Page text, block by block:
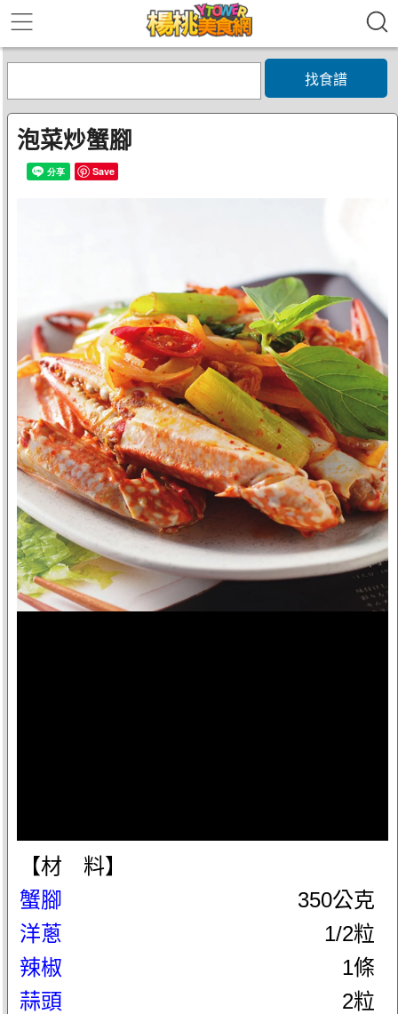
找食譜
泡菜炒蟹腳
Save
【材 料】
蟹腳
350公克
洋蔥
1/2粒
辣椒
1條
蒜頭
2粒